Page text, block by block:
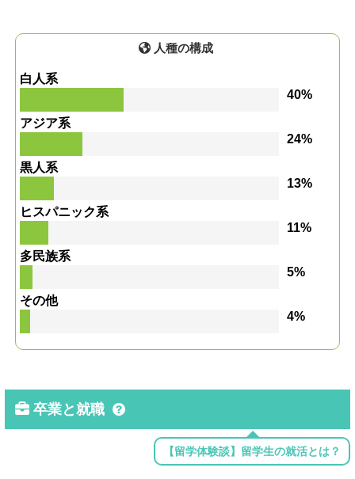
人種の構成
白人系
40%
アジア系
24%
黒人系
13%
ヒスパニック系
11%
多民族系
5%
その他
4%
卒業と就職
【留学体験談】留学生の就活とは？